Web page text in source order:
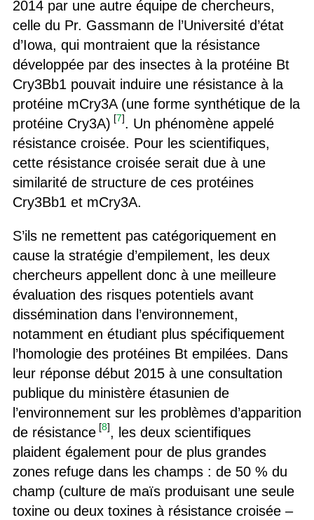
2014 par une autre équipe de chercheurs,
celle du Pr. Gassmann de l’Université d’état
d’Iowa, qui montraient que la résistance
développée par des insectes à la protéine Bt
Cry3Bb1 pouvait induire une résistance à la
protéine mCry3A (une forme synthétique de la
protéine Cry3A) [7]. Un phénomène appelé
résistance croisée. Pour les scientifiques,
cette résistance croisée serait due à une
similarité de structure de ces protéines
Cry3Bb1 et mCry3A.
S’ils ne remettent pas catégoriquement en
cause la stratégie d’empilement, les deux
chercheurs appellent donc à une meilleure
évaluation des risques potentiels avant
dissémination dans l’environnement,
notamment en étudiant plus spécifiquement
l’homologie des protéines Bt empilées. Dans
leur réponse début 2015 à une consultation
publique du ministère étasunien de
l’environnement sur les problèmes d’apparition
de résistance [8], les deux scientifiques
plaident également pour de plus grandes
zones refuge dans les champs : de 50 % du
champ (culture de maïs produisant une seule
toxine ou deux toxines à résistance croisée –